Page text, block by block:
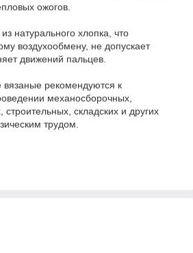
ожогов.
натурального хлопка, что
воздухообмену, не допускает
движений пальцев.
вязаные рекомендуются к
механосборочных,
строительных, складских и других
трудом.